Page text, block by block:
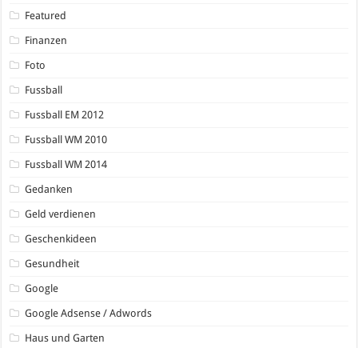
Featured
Finanzen
Foto
Fussball
Fussball EM 2012
Fussball WM 2010
Fussball WM 2014
Gedanken
Geld verdienen
Geschenkideen
Gesundheit
Google
Google Adsense / Adwords
Haus und Garten